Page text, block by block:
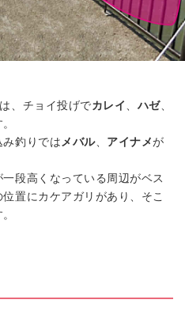
、チョイ投げでカレイ 、ハゼ、
み釣りでは メバル、 アイナメが
段高くなっている周辺がベス
置にカケアガリがあり、そこ